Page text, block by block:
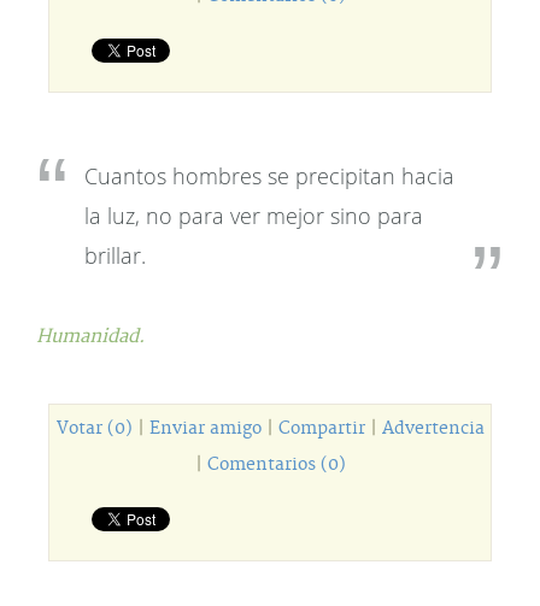
Cuantos hombres se precipitan hacia
la luz, no para ver mejor sino para
brillar.
Humanidad.
Votar (0) Enviar amigo| Compartir| Advertencia
Comentarios (0)